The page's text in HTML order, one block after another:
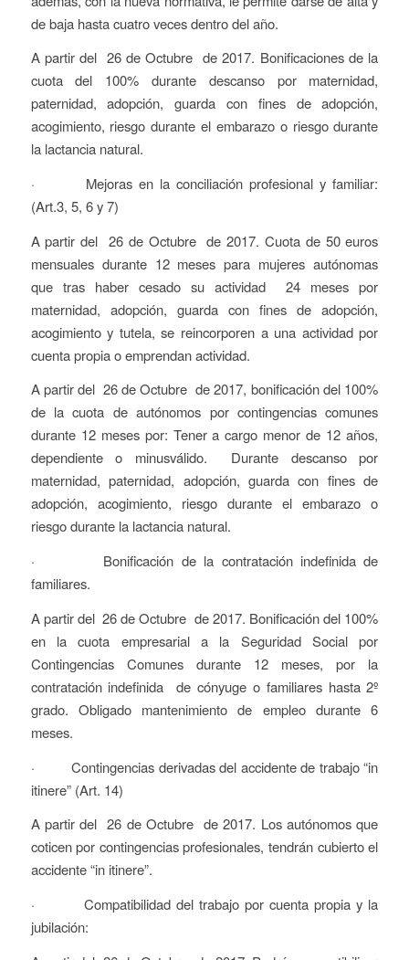
de baja hasta cuatro veces dentro del año.
A partir del 26 de Octubre de 2017. Bonificaciones de la
cuota del 100% durante descanso por maternidad,
paternidad, adopción, guarda con fines de adopción,
acogimiento, riesgo durante el embarazo o riesgo durante
la lactancia natural.
· Mejoras en la conciliación profesional y familiar:
(Art.3, 5, 6 y 7)
A partir del 26 de Octubre de 2017. Cuota de 50 euros
mensuales durante 12 meses para mujeres autónomas
que tras haber cesado su actividad 24 meses por
maternidad, adopción, guarda con fines de adopción,
acogimiento y tutela, se reincorporen a una actividad por
cuenta propia o emprendan actividad.
A partir del 26 de Octubre de 2017, bonificación del 100%
de la cuota de autónomos por contingencias comunes
durante 12 meses por: Tener a cargo menor de 12 años,
dependiente o minusválido. Durante descanso por
maternidad, paternidad, adopción, guarda con fines de
adopción, acogimiento, riesgo durante el embarazo o
riesgo durante la lactancia natural.
· Bonificación de la contratación indefinida de
familiares.
A partir del 26 de Octubre de 2017. Bonificación del 100%
en la cuota empresarial a la Seguridad Social por
Contingencias Comunes durante 12 meses, por la
contratación indefinida de cónyuge o familiares hasta 2º
grado. Obligado mantenimiento de empleo durante 6
meses.
· Contingencias derivadas del accidente de trabajo “in
itinere” (Art. 14)
A partir del 26 de Octubre de 2017. Los autónomos que
coticen por contingencias profesionales, tendrán cubierto el
accidente “in itinere”.
· Compatibilidad del trabajo por cuenta propia y la
jubilación: